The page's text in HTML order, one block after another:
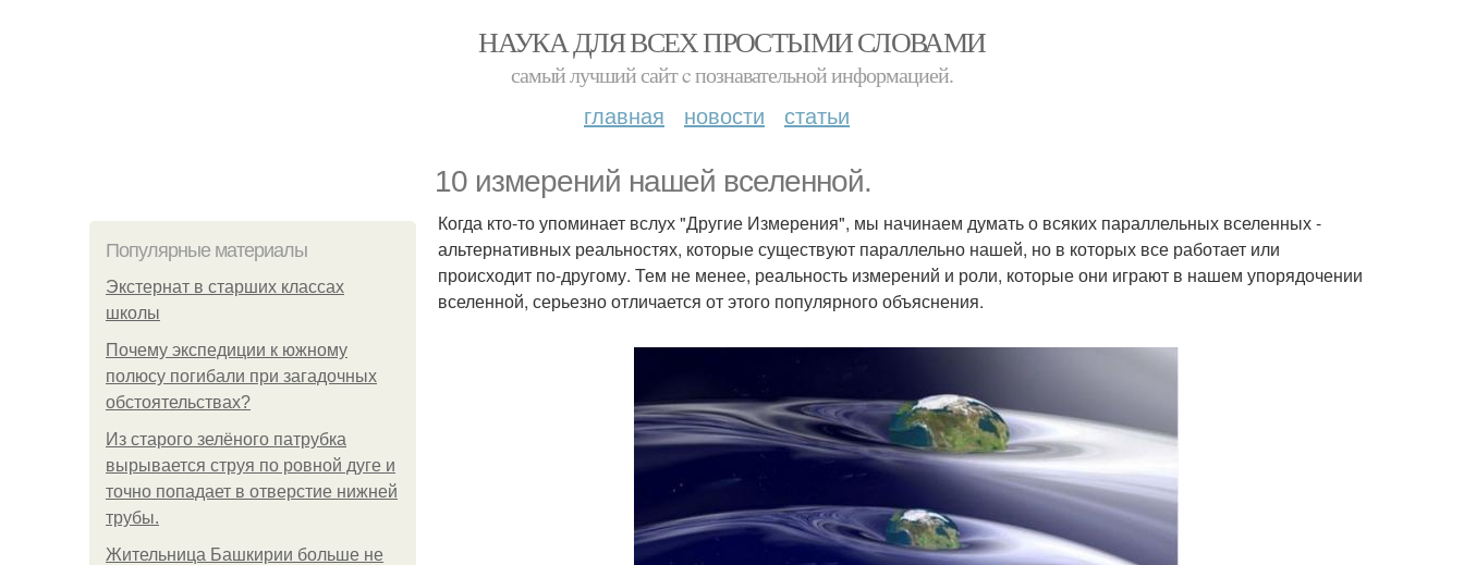
НАУКА ДЛЯ ВСЕХ ПРОСТЫМИ СЛОВАМИ
самый лучший сайт c познавательной информацией.
главная новости статьи
10 измерений нашей вселенной.
Популярные материалы
Экстернат в старших классах
школы
Почему экспедиции к южному
полюсу погибали при загадочных
обстоятельствах?
Из старого зелёного патрубка
вырывается струя по ровной дуге и
точно попадает в отверстие нижней
трубы.
Жительница Башкирии больше не
Когда кто-то упоминает вслух "Другие Измерения", мы начинаем думать о всяких параллельных вселенных -
альтернативных реальностях, которые существуют параллельно нашей, но в которых все работает или
происходит по-другому. Тем не менее, реальность измерений и роли, которые они играют в нашем упорядочении
вселенной, серьезно отличается от этого популярного объяснения.